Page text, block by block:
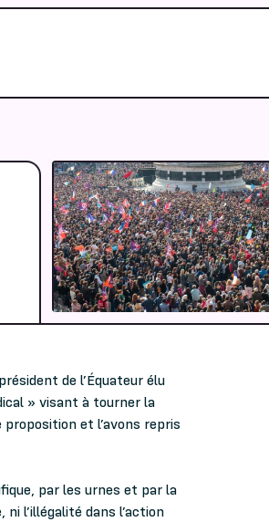
de l’Équateur élu
» visant à tourner la
et l’avons repris
par les urnes et par la
l’illégalité dans l’action